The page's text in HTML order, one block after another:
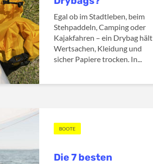
Egal ob im Stadtleben, beim
Stehpaddeln, Camping oder
Kajakfahren – ein Drybag hält
Wertsachen, Kleidung und
sicher Papiere trocken. In...
BOOTE
Die 7 besten